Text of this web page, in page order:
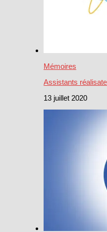
Mémoires
Assistants
13 juillet 2020